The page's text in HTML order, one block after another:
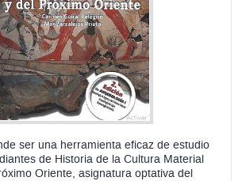
ser una herramienta eficaz de estudio
de Historia de la Cultura Material
Oriente, asignatura optativa del